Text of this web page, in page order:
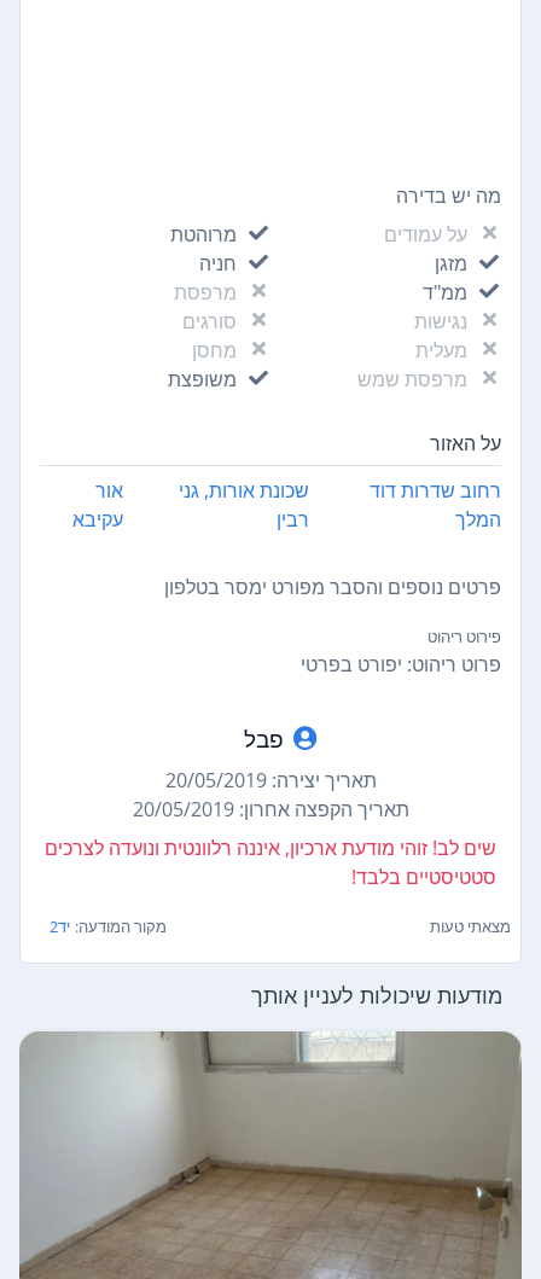
מה יש בדירה
על עמודים
מרוהטת
מזגן
חניה
ממ"ד
מרפסת
נגישות
סורגים
מעלית
מחסן
מרפסת שמש
משופצת
על האזור
רחוב שדרות דוד
המלך
שכונת אורות, גני
רבין
אור
עקיבא
פרטים נוספים והסבר מפורט ימסר בטלפון
פירוט ריהוט
פרוט ריהוט: יפורט בפרטי
פבל
תאריך יצירה: 20/05/2019
תאריך הקפצה אחרון: 20/05/2019
שים לב! זוהי מודעת ארכיון, איננה רלוונטית ונועדה לצרכים
סטטיסטיים בלבד!
מצאתי טעות מקור המודעה: יד2
מודעות שיכולות לעניין אותך